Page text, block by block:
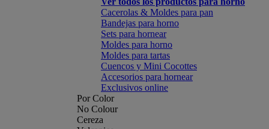
Cacerolas & Moldes para pan
Bandejas para horno
Sets para hornear
Moldes para horno
Moldes para tartas
Cuencos y Mini Cocottes
Accesorios para hornear
Exclusivos online
Por Color
No Colour
Cereza